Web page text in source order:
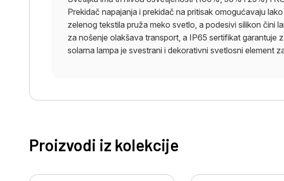
Prekidač napajanja i prekidač na pritisak omogućavaju
zelenog tekstila pruža meko svetlo, a podesivi silikon čini
za nošenje olakšava transport, a IP65 sertifikat garantuje
solarna lampa je svestrani i dekorativni svetlosni element
Proizvodi iz kolekcije